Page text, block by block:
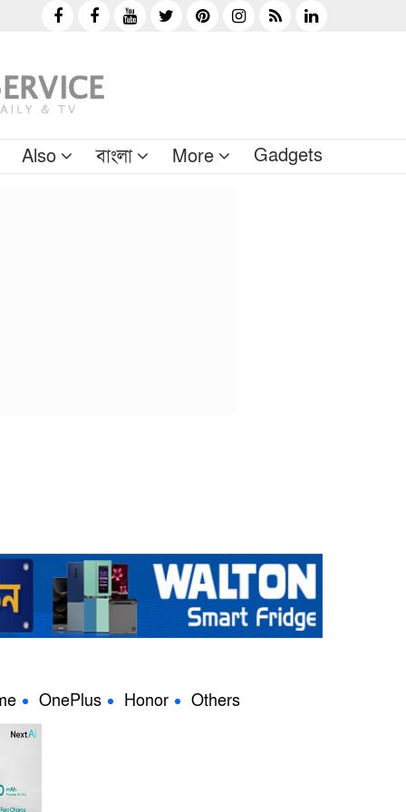
Also বাংলা More Gadgets
OnePlus Honor Others